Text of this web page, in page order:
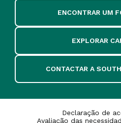
ENCONTRAR UM
EXPLORAR
CONTACTAR A
Declaração de
Avaliação das